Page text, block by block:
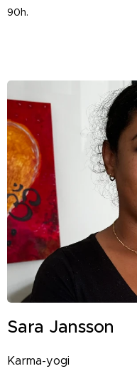
90h.
Sara Jansson
Karma-yogi